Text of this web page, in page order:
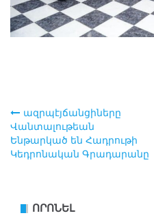
Post
navigation
ազրպէյճանցիները
Վանտալութեան
Ենթարկած են Հադրութի
Կեդրոնական Գրադարանը
ՈՐՈՆԵԼ